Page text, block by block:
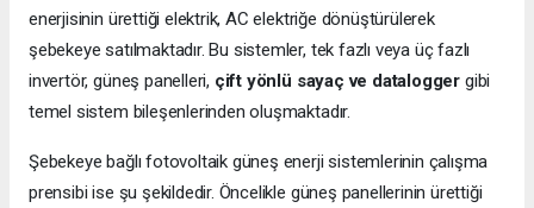
enerjisinin ürettiği elektrik, AC elektriğe dönüştürülerek
şebekeye satılmaktadır. Bu sistemler, tek fazlı veya üç fazlı
invertör, güneş panelleri, çift yönlü sayaç ve datalogger gibi
temel sistem bileşenlerinden oluşmaktadır.
Şebekeye bağlı fotovoltaik güneş enerji sistemlerinin çalışma
prensibi ise şu şekildedir. Öncelikle güneş panellerinin ürettiği